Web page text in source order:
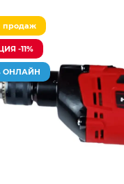
продаж
-11%
ОНЛАЙН